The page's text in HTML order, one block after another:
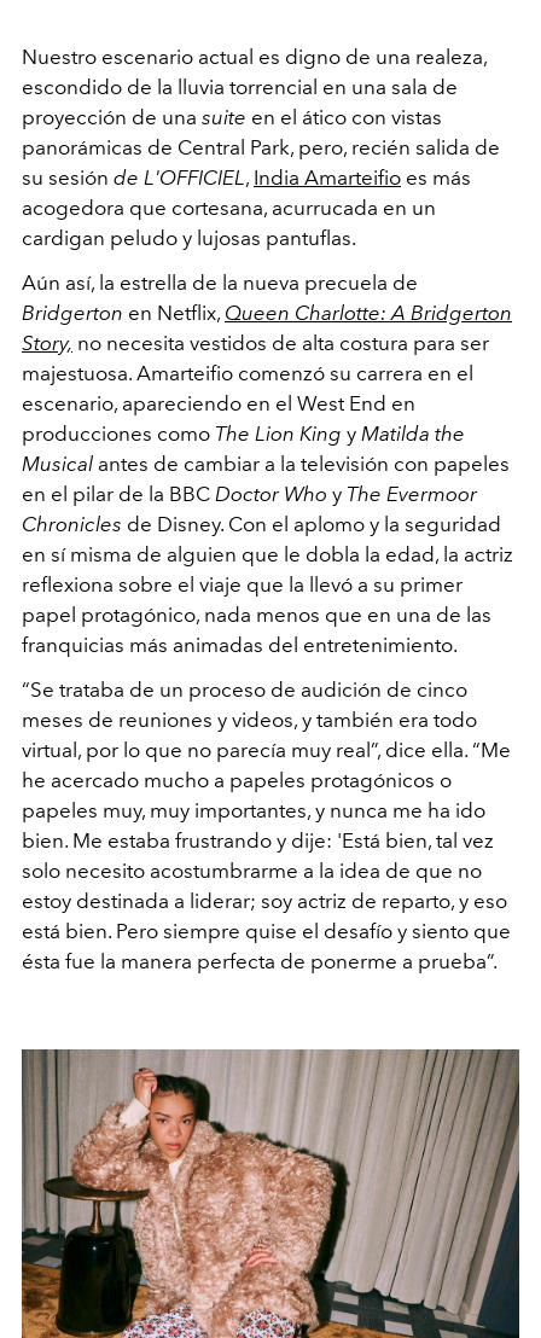
Nuestro escenario actual es digno de una realeza,
escondido de la lluvia torrencial en una sala de
proyección de una suite en el ático con vistas
panorámicas de Central Park, pero, recién salida de
su sesión de L'OFFICIEL, India Amarteifio es más
acogedora que cortesana, acurrucada en un
cardigan peludo y lujosas pantuflas.
Aún así, la estrella de la nueva precuela de
Bridgerton en Netflix, Queen Charlotte: A Bridgerton
Story, no necesita vestidos de alta costura para ser
majestuosa. Amarteifio comenzó su carrera en el
escenario, apareciendo en el West End en
producciones como The Lion King y Matilda the
Musical antes de cambiar a la televisión con papeles
en el pilar de la BBC Doctor Who y The Evermoor
Chronicles de Disney. Con el aplomo y la seguridad
en sí misma de alguien que le dobla la edad, la actriz
reflexiona sobre el viaje que la llevó a su primer
papel protagónico, nada menos que en una de las
franquicias más animadas del entretenimiento.
“Se trataba de un proceso de audición de cinco
meses de reuniones y videos, y también era todo
virtual, por lo que no parecía muy real”, dice ella. “Me
he acercado mucho a papeles protagónicos o
papeles muy, muy importantes, y nunca me ha ido
bien. Me estaba frustrando y dije: 'Está bien, tal vez
solo necesito acostumbrarme a la idea de que no
estoy destinada a liderar; soy actriz de reparto, y eso
está bien. Pero siempre quise el desafío y siento que
ésta fue la manera perfecta de ponerme a prueba”.